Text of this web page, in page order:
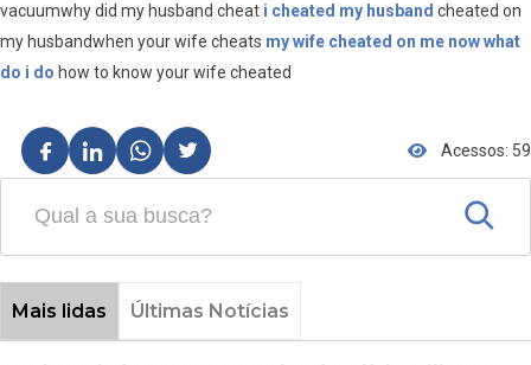
vacuumwhy did my husband cheat i cheated my husband cheated on
my husbandwhen your wife cheats my wife cheated on me now what
do i do how to know your wife cheated
Acessos: 59
Mais lidas Últimas Notícias